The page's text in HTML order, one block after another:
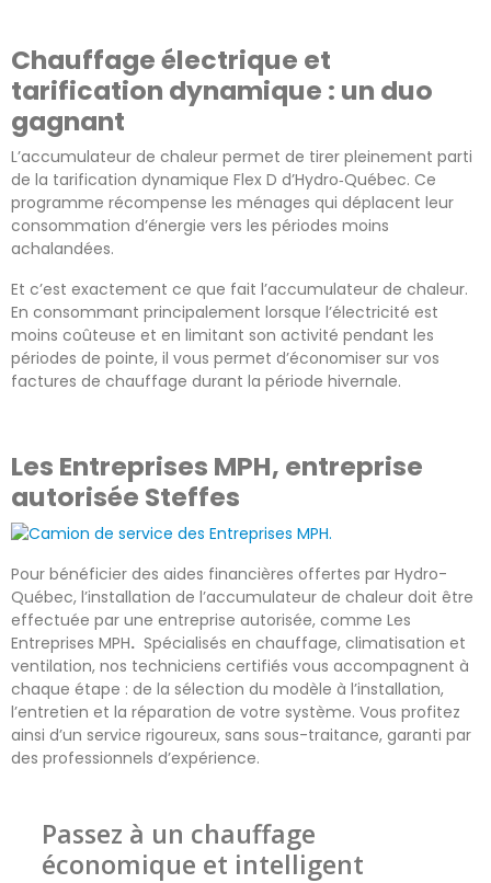
Chauffage électrique et
tarification dynamique : un duo
gagnant
L’accumulateur de chaleur permet de tirer pleinement parti
de la tarification dynamique Flex D d’Hydro‑Québec. Ce
programme récompense les ménages qui déplacent leur
consommation d’énergie vers les périodes moins
achalandées.
Et c’est exactement ce que fait l’accumulateur de chaleur.
En consommant principalement lorsque l’électricité est
moins coûteuse et en limitant son activité pendant les
périodes de pointe, il vous permet d’économiser sur vos
factures de chauffage durant la période hivernale.
Les Entreprises MPH, entreprise
autorisée Steffes
Pour bénéficier des aides financières offertes par Hydro-
Québec, l’installation de l’accumulateur de chaleur doit être
effectuée par une entreprise autorisée, comme Les
Entreprises MPH. Spécialisés en chauffage, climatisation et
ventilation, nos techniciens certifiés vous accompagnent à
chaque étape : de la sélection du modèle à l’installation,
l’entretien et la réparation de votre système. Vous profitez
ainsi d’un service rigoureux, sans sous-traitance, garanti par
des professionnels d’expérience.
Passez à un chauffage
économique et intelligent